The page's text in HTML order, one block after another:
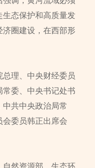
生态保护和高质量发
济圈建设，在西部形
理、中央财经委员
委、中央书记处书
共中央政治局常
委员韩正出席会
然资源部、生态环